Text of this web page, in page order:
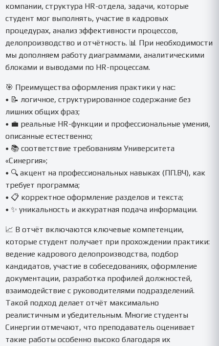
компании, структура HR-отдела, задачи, которые
студент мог выполнять, участие в кадровых
процедурах, анализ эффективности процессов,
делопроизводство и отчётность. 📊 При необходимости
мы дополняем работу диаграммами, аналитическими
блоками и выводами по HR-процессам.
🎯 Преимущества оформления практики у нас:
• 📝 логичное, структурированное содержание без
лишних общих фраз;
• 💼 реальные HR-функции и профессиональные умения,
описанные естественно;
• 📚 соответствие требованиям Университета
«Синергия»;
• 🔍 акцент на профессиональных навыках (ПП.ВЧ), как
требует программа;
• 📋 корректное оформление разделов и текста;
• ✨ уникальность и аккуратная подача информации.
📈 В отчёт включаются ключевые компетенции,
которые студент получает при прохождении практики:
ведение кадрового делопроизводства, подбор
кандидатов, участие в собеседованиях, оформление
документации, разработка профилей должностей,
взаимодействие с руководителями подразделений.
Такой подход делает отчёт максимально
реалистичным и убедительным. Многие студенты
Синергии отмечают, что преподаватель оценивает
такие работы особенно высоко благодаря их